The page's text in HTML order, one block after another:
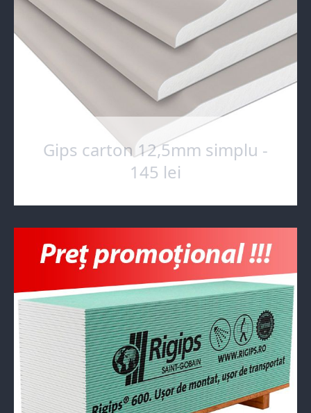
Gips carton 12,5mm simplu -
145 lei